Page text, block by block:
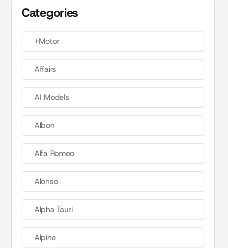
Categories
+Motor
Affairs
AI Models
Albon
Alfa Romeo
Alonso
Alpha Tauri
Alpine